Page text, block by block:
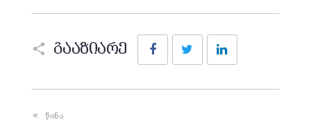
გააზიარე
FacebookTwitter
წინა